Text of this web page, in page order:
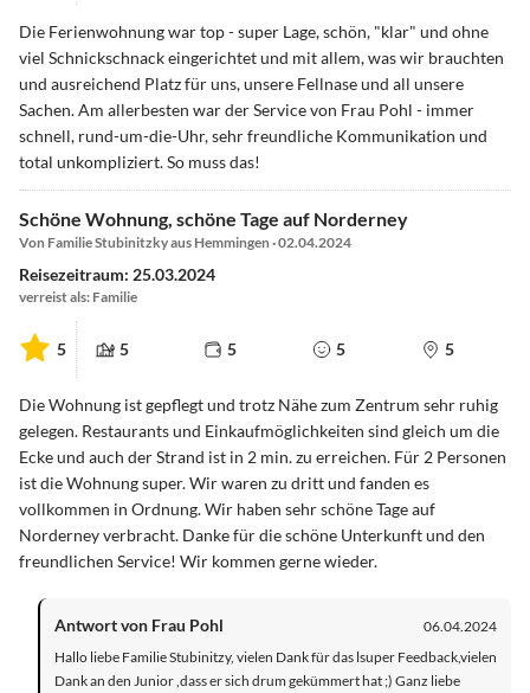
Die Ferienwohnung war top - super Lage, schön, "klar" und ohne
viel Schnickschnack eingerichtet und mit allem, was wir brauchten
und ausreichend Platz für uns, unsere Fellnase und all unsere
Sachen. Am allerbesten war der Service von Frau Pohl - immer
schnell, rund-um-die-Uhr, sehr freundliche Kommunikation und
total unkompliziert. So muss das!
Schöne Wohnung, schöne Tage auf Norderney
Von Familie Stubinitzky aus Hemmingen · 02.04.2024
Reisezeitraum: 25.03.2024
verreist als: Familie
5 5 5 5 5
Die Wohnung ist gepflegt und trotz Nähe zum Zentrum sehr ruhig
gelegen. Restaurants und Einkaufmöglichkeiten sind gleich um die
Ecke und auch der Strand ist in 2 min. zu erreichen. Für 2 Personen
ist die Wohnung super. Wir waren zu dritt und fanden es
vollkommen in Ordnung. Wir haben sehr schöne Tage auf
Norderney verbracht. Danke für die schöne Unterkunft und den
freundlichen Service! Wir kommen gerne wieder.
Antwort von Frau Pohl
06.04.2024
Hallo liebe Familie Stubinitzy, vielen Dank für das lsuper Feedback,vielen
Dank an den Junior ,dass er sich drum gekümmert hat ;) Ganz liebe